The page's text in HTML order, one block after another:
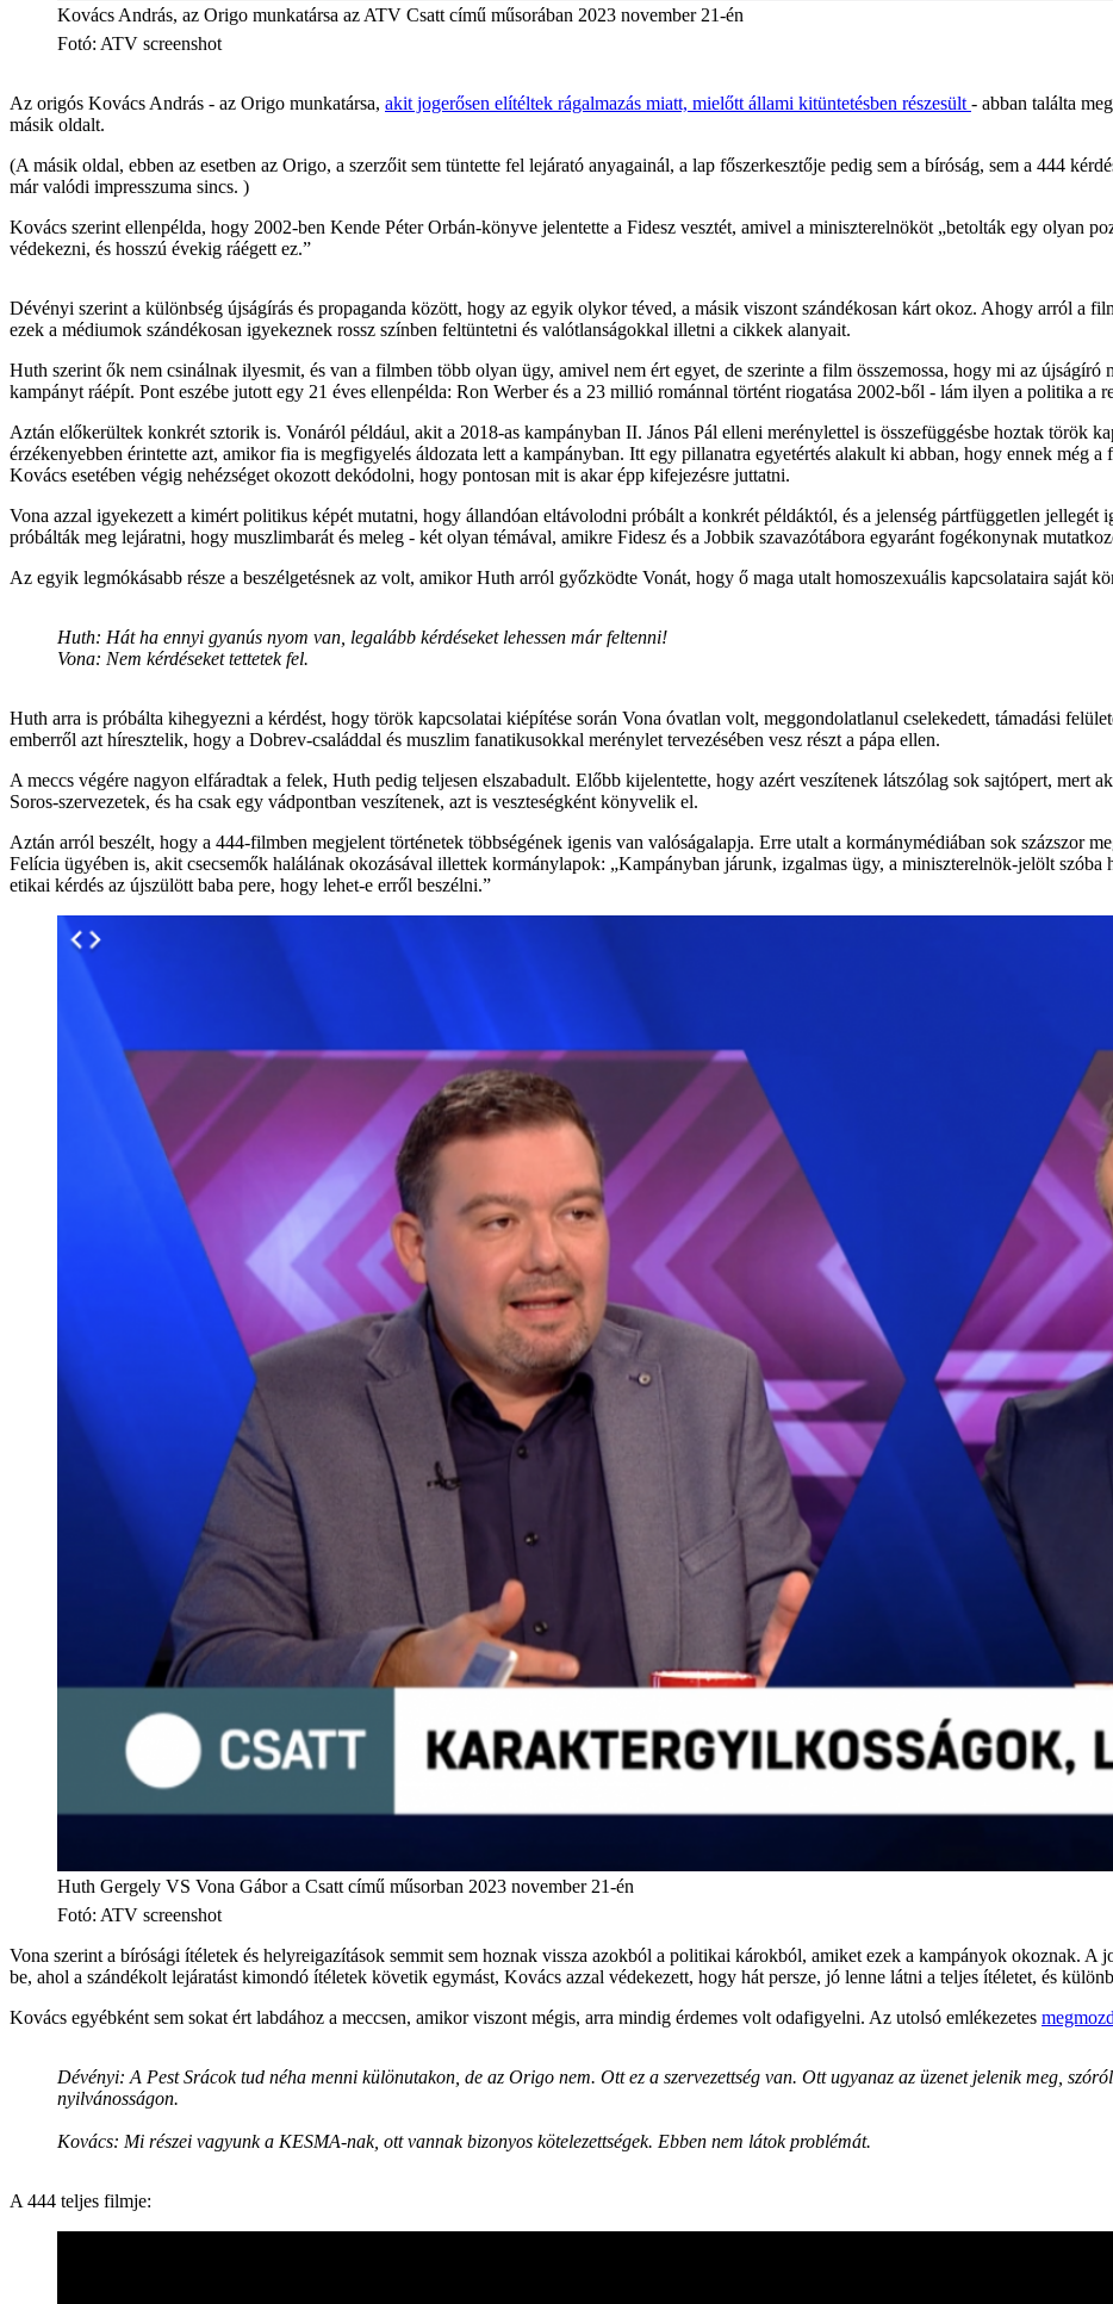
Kovács András, az Origo munkatársa az ATV Csatt című műsorában 2023 november 21-én
Fotó: ATV screenshot
Az origós Kovács András - az Origo munkatársa, akit jogerősen elítéltek rágalmazás miatt, mielőtt állami kitüntetésben részesült - abban találta
másik oldalt.
(A másik oldal, ebben az esetben az Origo, a szerzőit sem tüntette fel lejárató anyagainál, a lap főszerkesztője pedig sem a bíróság, sem a 444
már valódi impresszuma sincs. )
Kovács szerint ellenpélda, hogy 2002-ben Kende Péter Orbán-könyve jelentette a Fidesz vesztét, amivel a miniszterelnököt „betolták egy olyan
védekezni, és hosszú évekig ráégett ez.”
Dévényi szerint a különbség újságírás és propaganda között, hogy az egyik olykor téved, a másik viszont szándékosan kárt okoz. Ahogy arról a
ezek a médiumok szándékosan igyekeznek rossz színben feltüntetni és valótlanságokkal illetni a cikkek alanyait.
Huth szerint ők nem csinálnak ilyesmit, és van a filmben több olyan ügy, amivel nem ért egyet, de szerinte a film összemossa, hogy mi az
kampányt ráépít. Pont eszébe jutott egy 21 éves ellenpélda: Ron Werber és a 23 millió románnal történt riogatása 2002-ből - lám ilyen a politika a
Aztán előkerültek konkrét sztorik is. Vonáról például, akit a 2018-as kampányban II. János Pál elleni merénylettel is összefüggésbe hoztak török
érzékenyebben érintette azt, amikor fia is megfigyelés áldozata lett a kampányban. Itt egy pillanatra egyetértés alakult ki abban, hogy ennek még
Kovács esetében végig nehézséget okozott dekódolni, hogy pontosan mit is akar épp kifejezésre juttatni.
Vona azzal igyekezett a kimért politikus képét mutatni, hogy állandóan eltávolodni próbált a konkrét példáktól, és a jelenség pártfüggetlen jellegét
próbálták meg lejáratni, hogy muszlimbarát és meleg - két olyan témával, amikre Fidesz és a Jobbik szavazótábora egyaránt fogékonynak
Az egyik legmókásabb része a beszélgetésnek az volt, amikor Huth arról győzködte Vonát, hogy ő maga utalt homoszexuális kapcsolataira saját
Huth: Hát ha ennyi gyanús nyom van, legalább kérdéseket lehessen már feltenni!
Vona: Nem kérdéseket tettetek fel.
Huth arra is próbálta kihegyezni a kérdést, hogy török kapcsolatai kiépítése során Vona óvatlan volt, meggondolatlanul cselekedett, támadási
emberről azt híresztelik, hogy a Dobrev-családdal és muszlim fanatikusokkal merénylet tervezésében vesz részt a pápa ellen.
A meccs végére nagyon elfáradtak a felek, Huth pedig teljesen elszabadult. Előbb kijelentette, hogy azért veszítenek látszólag sok sajtópert, mert
Soros-szervezetek, és ha csak egy vádpontban veszítenek, azt is veszteségként könyvelik el.
Aztán arról beszélt, hogy a 444-filmben megjelent történetek többségének igenis van valóságalapja. Erre utalt a kormánymédiában sok százszor
Felícia ügyében is, akit csecsemők halálának okozásával illettek kormánylapok: „Kampányban járunk, izgalmas ügy, a miniszterelnök-jelölt szóba
etikai kérdés az újszülött baba pere, hogy lehet-e erről beszélni.”
Huth Gergely VS Vona Gábor a Csatt című műsorban 2023 november 21-én
Fotó: ATV screenshot
Vona szerint a bírósági ítéletek és helyreigazítások semmit sem hoznak vissza azokból a politikai károkból, amiket ezek a kampányok okoznak.
be, ahol a szándékolt lejáratást kimondó ítéletek követik egymást, Kovács azzal védekezett, hogy hát persze, jó lenne látni a teljes ítéletet, és
Kovács egyébként sem sokat ért labdához a meccsen, amikor viszont mégis, arra mindig érdemes volt odafigyelni. Az utolsó emlékezetes
Dévényi: A Pest Srácok tud néha menni különutakon, de az Origo nem. Ott ez a szervezettség van. Ott ugyanaz az üzenet jelenik meg,
nyilvánosságon.
Kovács: Mi részei vagyunk a KESMA-nak, ott vannak bizonyos kötelezettségek. Ebben nem látok problémát.
A 444 teljes filmje: